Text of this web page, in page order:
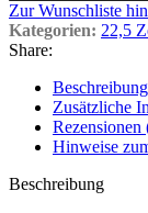
Zur Wunschliste
Kategorien: 22,5
Share:
Beschreibung
Zusätzliche
Rezensionen
Hinweise
Beschreibung